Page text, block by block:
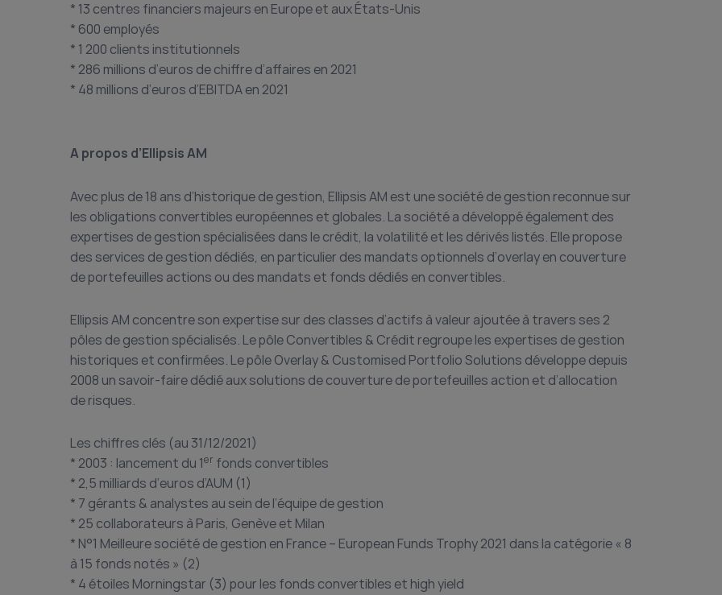
* 13 centres financiers majeurs en Europe et aux États-Unis
* 600 employés
* 1 200 clients institutionnels
* 286 millions d’euros de chiffre d’affaires en 2021
* 48 millions d’euros d’EBITDA en 2021
A propos d’Ellipsis AM
Avec plus de 18 ans d’historique de gestion, Ellipsis AM est une société de gestion reconnue sur
les obligations convertibles européennes et globales. La société a développé également des
expertises de gestion spécialisées dans le crédit, la volatilité et les dérivés listés. Elle propose
des services de gestion dédiés, en particulier des mandats optionnels d’overlay en couverture
de portefeuilles actions ou des mandats et fonds dédiés en convertibles.
Ellipsis AM concentre son expertise sur des classes d’actifs à valeur ajoutée à travers ses 2
pôles de gestion spécialisés. Le pôle Convertibles & Crédit regroupe les expertises de gestion
historiques et confirmées. Le pôle Overlay & Customised Portfolio Solutions développe depuis
2008 un savoir-faire dédié aux solutions de couverture de portefeuilles action et d’allocation
de risques.
Les chiffres clés (au 31/12/2021)
* 2003 : lancement du 1er fonds convertibles
* 2,5 milliards d’euros d’AUM (1)
* 7 gérants & analystes au sein de l’équipe de gestion
* 25 collaborateurs à Paris, Genève et Milan
* N°1 Meilleure société de gestion en France – European Funds Trophy 2021 dans la catégorie « 8
à 15 fonds notés » (2)
* 4 étoiles Morningstar (3) pour les fonds convertibles et high yield